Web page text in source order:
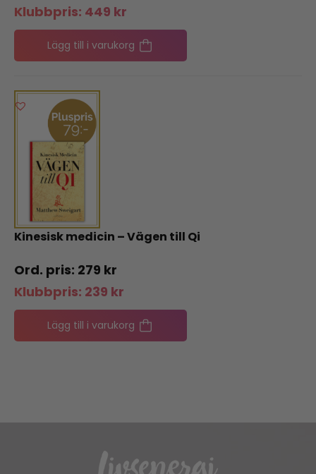
Klubbpris: 449 kr
Lägg till i varukorg
Kinesisk medicin – Vägen till Qi
279 kr
Klubbpris: 239 kr
Lägg till i varukorg